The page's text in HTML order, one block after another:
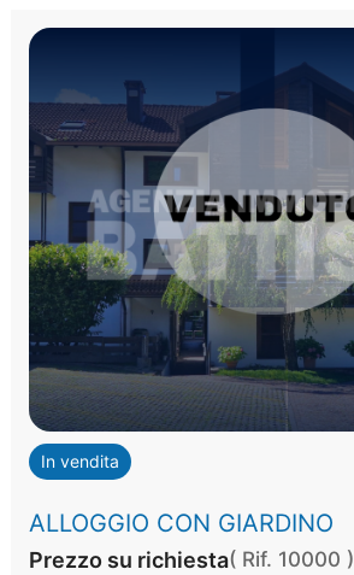
In vendita
ALLOGGIO CON GIARDINO
Prezzo su richiesta( Rif. 10000 )